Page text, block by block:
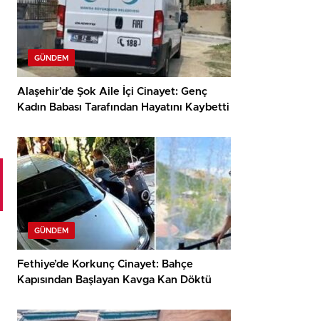
GÜNDEM
Alaşehir’de Şok Aile İçi Cinayet: Genç
Kadın Babası Tarafından Hayatını Kaybetti
GÜNDEM
Fethiye’de Korkunç Cinayet: Bahçe
Kapısından Başlayan Kavga Kan Döktü